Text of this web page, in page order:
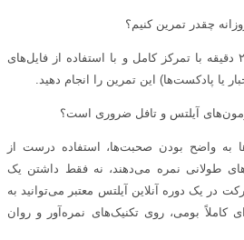
پیشنهاد می‌شود روزانه ۱۵ تا ۲۰ دقیقه با تمرکز کامل و با استفاده از فایل‌های
یا پادکست‌ها) این تمرین را انجام دهید.
به واضح بودن صحبت‌ها، استفاده درست از
طولانی نمره می‌دهند، نه فقط داشتن یک
در یک دوره آنلاین آیلتس معتبر می‌توانید به
کاملاً بومی، روی تکنیک‌های نمره‌آور و روان